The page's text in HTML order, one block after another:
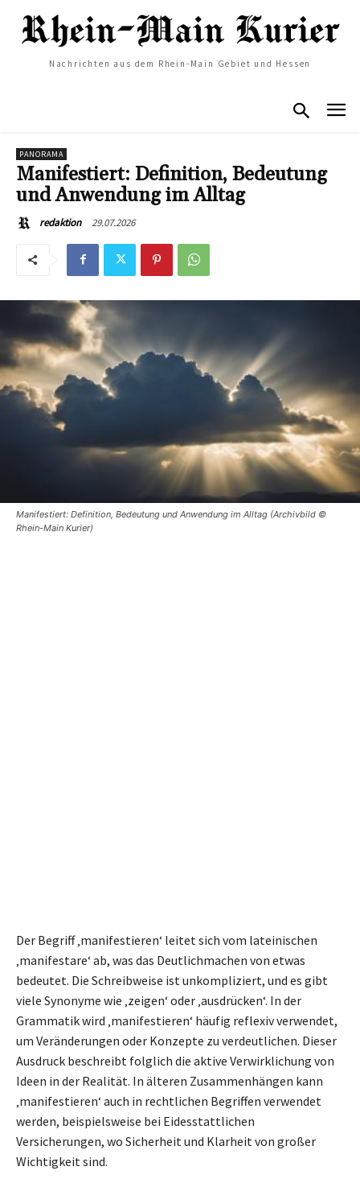
Nachrichten aus dem Rhein-Main Gebiet und Hessen
PANORAMA
Manifestiert: Definition, Bedeutung
und Anwendung im Alltag
redaktion 29.07.2026
Manifestiert: Definition, Bedeutung und Anwendung im Alltag (Archivbild ©
Rhein-Main Kurier)
Der Begriff ‚manifestieren‘ leitet sich vom lateinischen
‚manifestare‘ ab, was das Deutlichmachen von etwas
bedeutet. Die Schreibweise ist unkompliziert, und es gibt
viele Synonyme wie ‚zeigen‘ oder ‚ausdrücken‘. In der
Grammatik wird ‚manifestieren‘ häufig reflexiv verwendet,
um Veränderungen oder Konzepte zu verdeutlichen. Dieser
Ausdruck beschreibt folglich die aktive Verwirklichung von
Ideen in der Realität. In älteren Zusammenhängen kann
‚manifestieren‘ auch in rechtlichen Begriffen verwendet
werden, beispielsweise bei Eidesstattlichen
Versicherungen, wo Sicherheit und Klarheit von großer
Wichtigkeit sind.